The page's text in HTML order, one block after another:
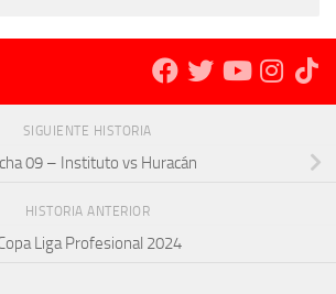
SIGUIENTE HISTORIA
09 – Instituto vs Huracán
HISTORIA ANTERIOR
Liga Profesional 2024